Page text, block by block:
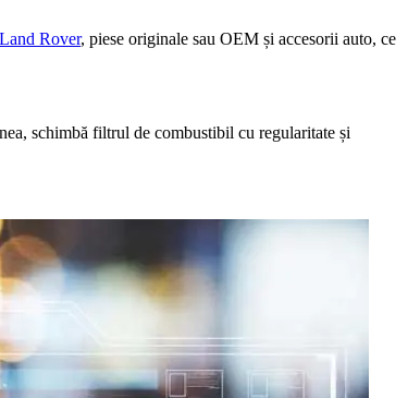
Rover, piese originale sau OEM și accesorii auto, ce
schimbă filtrul de combustibil cu regularitate și